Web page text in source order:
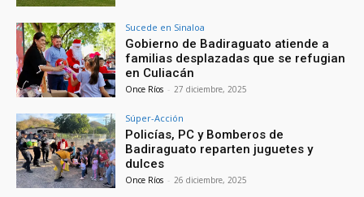
Sucede en Sinaloa
Gobierno de Badiraguato atiende a
familias desplazadas que se refugian
en Culiacán
Once Ríos - 27 diciembre, 2025
Súper-Acción
Policías, PC y Bomberos de
Badiraguato reparten juguetes y
dulces
Once Ríos - 26 diciembre, 2025